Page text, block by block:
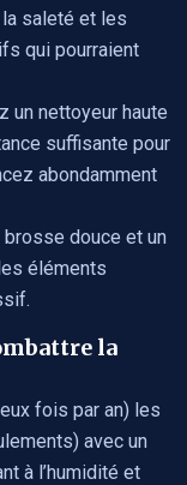
saleté et les
qui pourraient
un nettoyeur haute
suffisante pour
abondamment
douce et un
éléments
la
fois par an) les
avec un
à l’humidité et